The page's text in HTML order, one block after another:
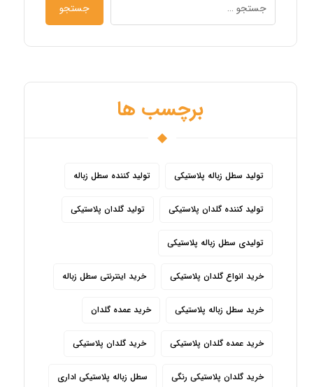
جستجو
برچسب ها
تولید سطل زباله پلاستیکی تولید کننده سطل زباله
تولید کننده گلدان پلاستیکی تولید گلدان پلاستیکی
تولیدی سطل زباله پلاستیکی
خرید انواع گلدان پلاستیکی خرید اینترنتی سطل زباله
خرید سطل زباله پلاستیکی خرید عمده گلدان
خرید عمده گلدان پلاستیکی خرید گلدان پلاستیکی
خرید گلدان پلاستیکی رنگی سطل زباله پلاستیکی اداری